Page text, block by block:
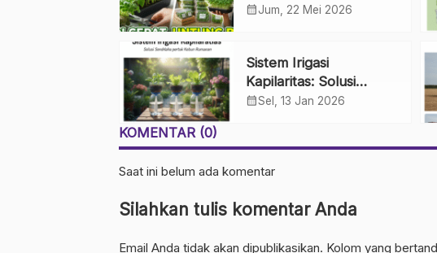
Panen Cepat, Untung
calendar_monthJum, 22 Mei 2026
Sistem Irigasi
Kapilaritas: Solusi
Sederhana untuk
calendar_monthSel, 13 Jan 2026
KOMENTAR (0)
Saat ini belum ada komentar
Silahkan tulis komentar Anda
Email Anda tidak akan dipublikasikan. Kolom yang